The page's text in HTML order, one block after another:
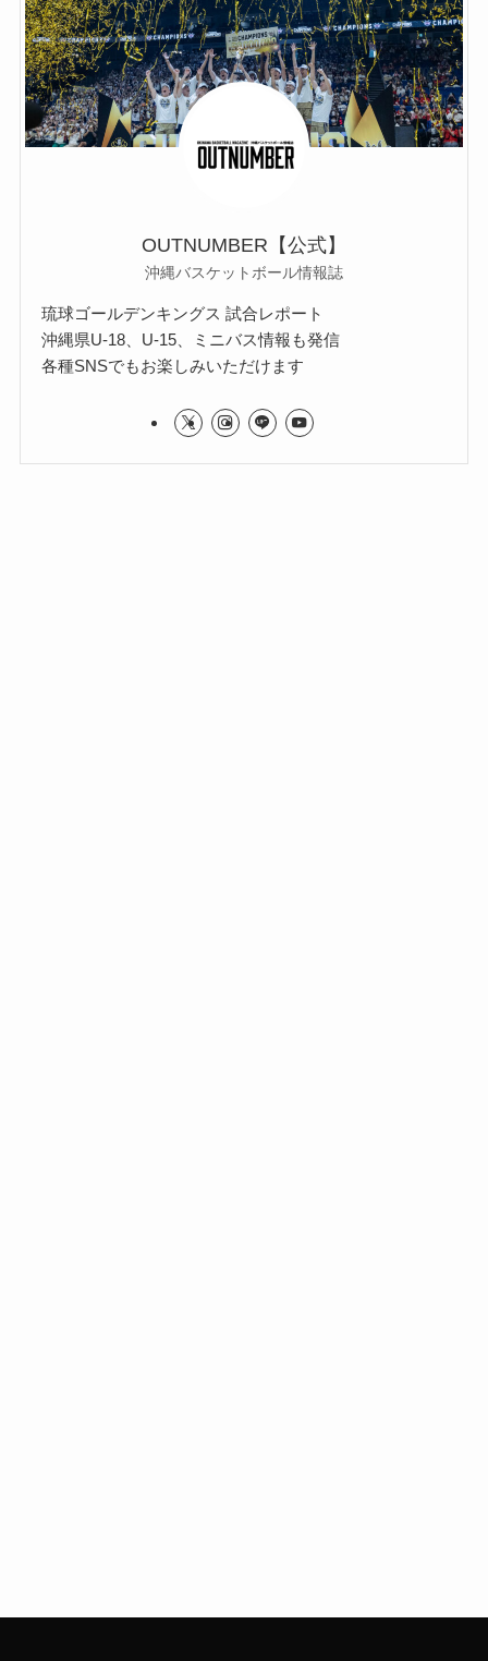
OUTNUMBER【公式】
沖縄バスケットボール情報誌
琉球ゴールデンキングス 試合レポート
沖縄県U-18、U-15、ミニバス情報も発信
各種SNSでもお楽しみいただけます